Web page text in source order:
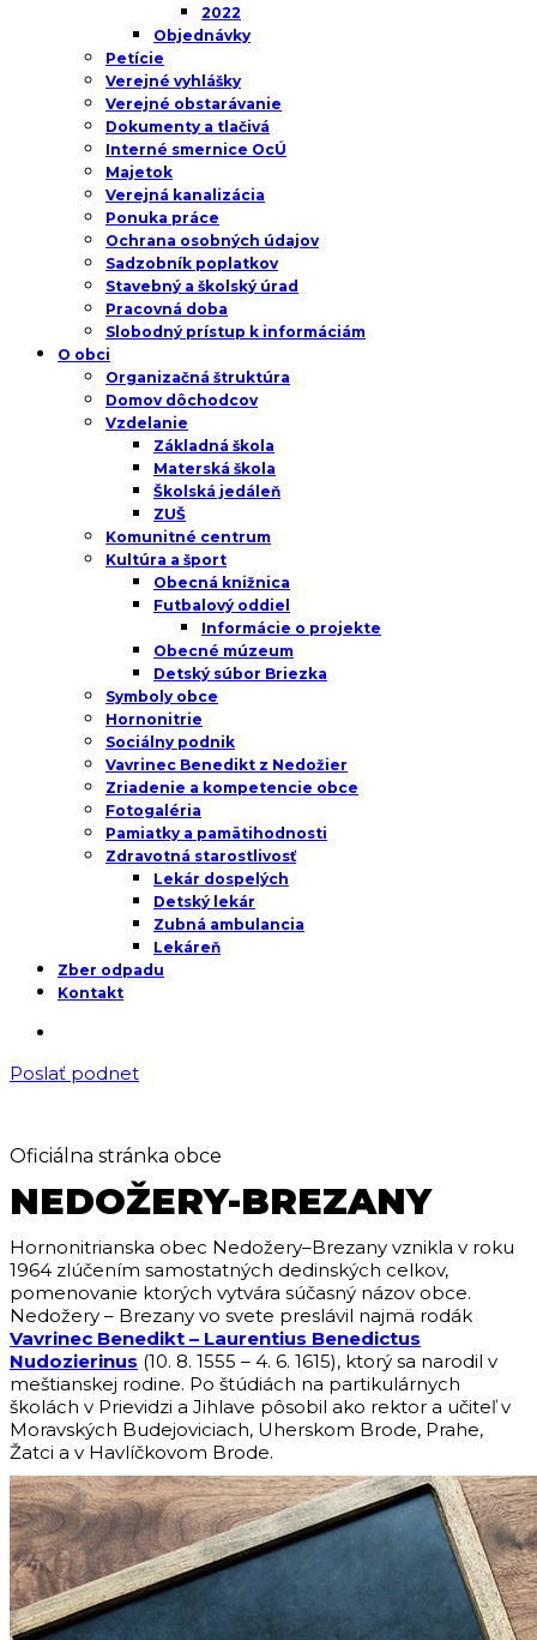
2022
Objednávky
Petície
Verejné vyhlášky
Verejné obstarávanie
Dokumenty a tlačivá
Interné smernice OcÚ
Majetok
Verejná kanalizácia
Ponuka práce
Ochrana osobných údajov
Sadzobník poplatkov
Stavebný a školský úrad
Pracovná doba
Slobodný prístup k informáciám
O obci
Organizačná štruktúra
Domov dôchodcov
Vzdelanie
Základná škola
Materská škola
Školská jedáleň
ZUŠ
Komunitné centrum
Kultúra a šport
Obecná knižnica
Futbalový oddiel
Informácie o projekte
Obecné múzeum
Detský súbor Briezka
Symboly obce
Hornonitrie
Sociálny podnik
Vavrinec Benedikt z Nedožier
Zriadenie a kompetencie obce
Fotogaléria
Pamiatky a pamätihodnosti
Zdravotná starostlivosť
Lekár dospelých
Detský lekár
Zubná ambulancia
Lekáreň
Zber odpadu
Kontakt
Poslať podnet
Oficiálna stránka obce
NEDOŽERY-BREZANY
Hornonitrianska obec Nedožery–Brezany vznikla v roku
1964 zlúčením samostatných dedinských celkov,
pomenovanie ktorých vytvára súčasný názov obce.
Nedožery – Brezany vo svete preslávil najmä rodák
Vavrinec Benedikt – Laurentius Benedictus
Nudozierinus (10. 8. 1555 – 4. 6. 1615), ktorý sa narodil v
meštianskej rodine. Po štúdiách na partikulárnych
školách v Prievidzi a Jihlave pôsobil ako rektor a učiteľ v
Moravských Budejoviciach, Uherskom Brode, Prahe,
Žatci a v Havlíčkovom Brode.